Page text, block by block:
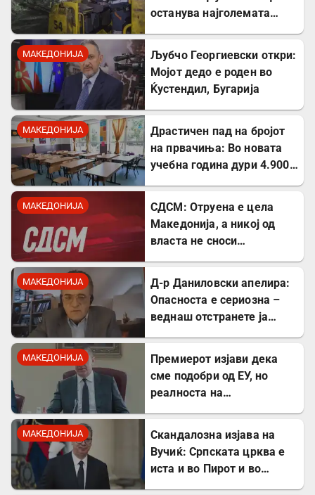
останува најголемата
МАКЕДОНИЈА
Љубчо Георгиевски откри:
Мојот дедо е роден во
Ќустендил, Бугарија
МАКЕДОНИЈА
Драстичен пад на бројот
на првачиња: Во новата
учебна година дури 4.900
МАКЕДОНИЈА
СДСМ: Отруена е цела
Македонија, а никој од
власта не сноси
МАКЕДОНИЈА
Д-р Даниловски апелира:
Опасноста е сериозна –
веднаш отстранете ја
западнонилска треска!
МАКЕДОНИЈА
Премиерот изјави дека
сме подобри од ЕУ, но
реалноста на
МАКЕДОНИЈА
Скандалозна изјава на
Вучиќ: Српската црква е
иста и во Пирот и во